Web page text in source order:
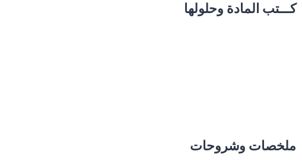
كـــتب المادة وحلولها
ملخصات وشروحات